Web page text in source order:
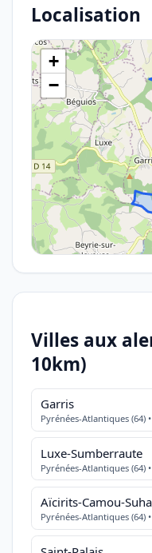
Localisation
+
−
Villes aux
10km)
Garris
Pyrénées-Atlantiques (64)
Luxe-Sumberraute
Pyrénées-Atlantiques (64)
Aïcirits-Camou-
Pyrénées-Atlantiques (64)